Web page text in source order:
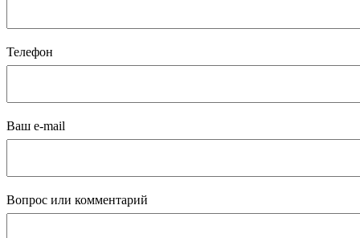
Телефон
Ваш e-mail
Вопрос или комментарий